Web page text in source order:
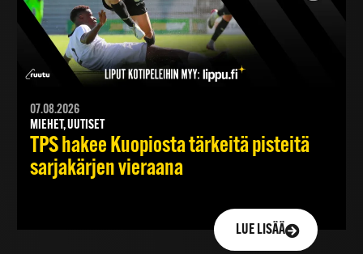
07.08.2026
MIEHET, UUTISET
TPS hakee Kuopiosta tärkeitä pisteitä
sarjakärjen vieraana
LUE LISÄÄ